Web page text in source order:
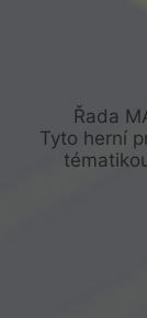
Řada
Tyto herní